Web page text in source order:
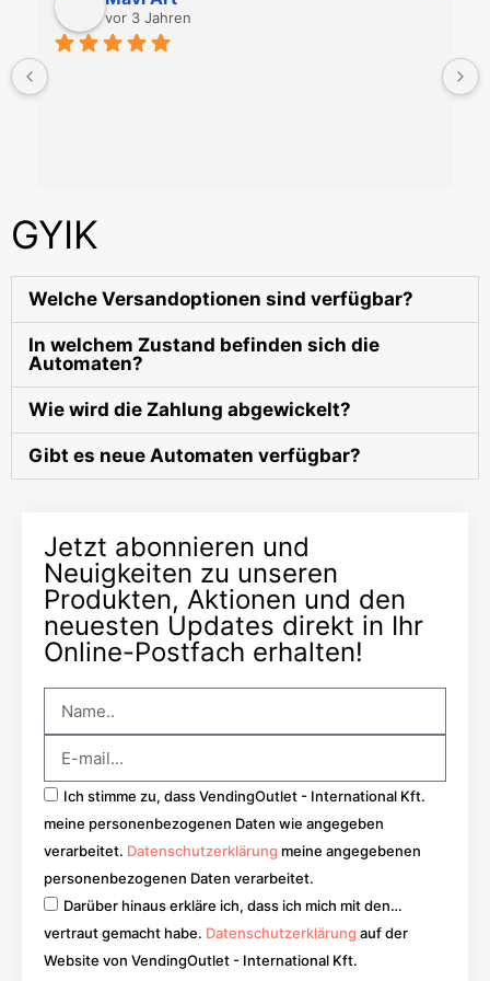
vor 3 Jahren
GYIK
Welche Versandoptionen sind verfügbar?
In welchem Zustand befinden sich die
Automaten?
Wie wird die Zahlung abgewickelt?
Gibt es neue Automaten verfügbar?
Jetzt abonnieren und
Neuigkeiten zu unseren
Produkten, Aktionen und den
neuesten Updates direkt in Ihr
Online-Postfach erhalten!
Ich stimme zu, dass VendingOutlet - International Kft.
meine personenbezogenen Daten wie angegeben
verarbeitet. Datenschutzerklärung meine angegebenen
personenbezogenen Daten verarbeitet.
Darüber hinaus erkläre ich, dass ich mich mit den…
vertraut gemacht habe. Datenschutzerklärung auf der
Website von VendingOutlet - International Kft.